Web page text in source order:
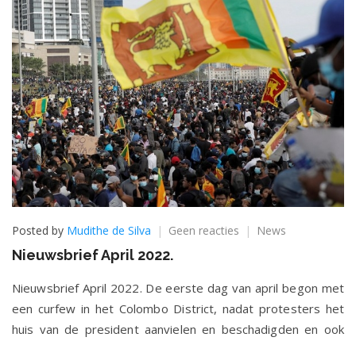
Posted by Mudithe de Silva Geen reacties op
News
Nieuwsbrief April 2022.
Nieuwsbrief April 2022. De eerste dag van april begon met
een curfew in het Colombo District, nadat protesters het
huis van de president aanvielen en beschadigden en ook